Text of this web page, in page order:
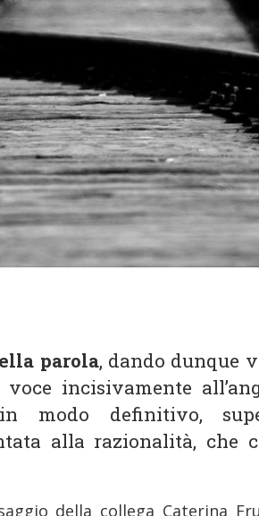
parola, dando dunque
incisivamente
modo definitivo,
alla razionalità, che
della collega Caterina